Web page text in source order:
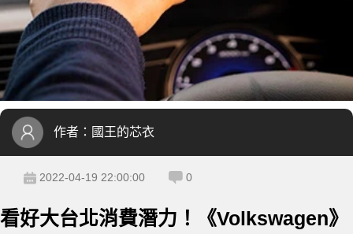
作者： 國王的芯衣
2022-04-19 22:00:00 0
看好大台北消費潛力！《Volkswagen》